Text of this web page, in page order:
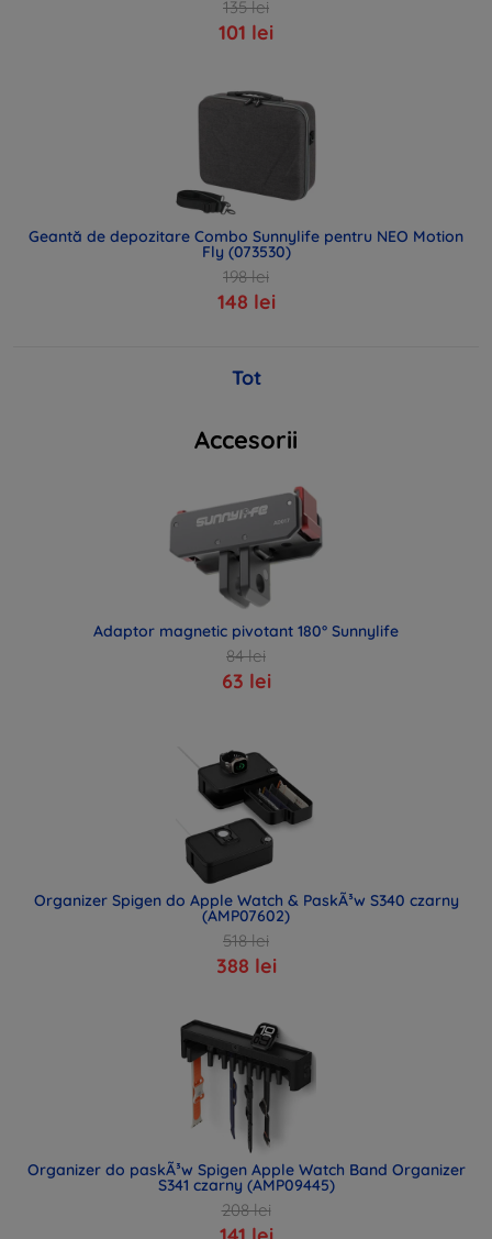
135 lei
101 lei
Geantă de depozitare Combo Sunnylife pentru NEO Motion
Fly (073530)
198 lei
148 lei
Tot
Accesorii
Adaptor magnetic pivotant 180° Sunnylife
84 lei
63 lei
Organizer Spigen do Apple Watch & PaskÃ³w S340 czarny
(AMP07602)
518 lei
388 lei
Organizer do paskÃ³w Spigen Apple Watch Band Organizer
S341 czarny (AMP09445)
208 lei